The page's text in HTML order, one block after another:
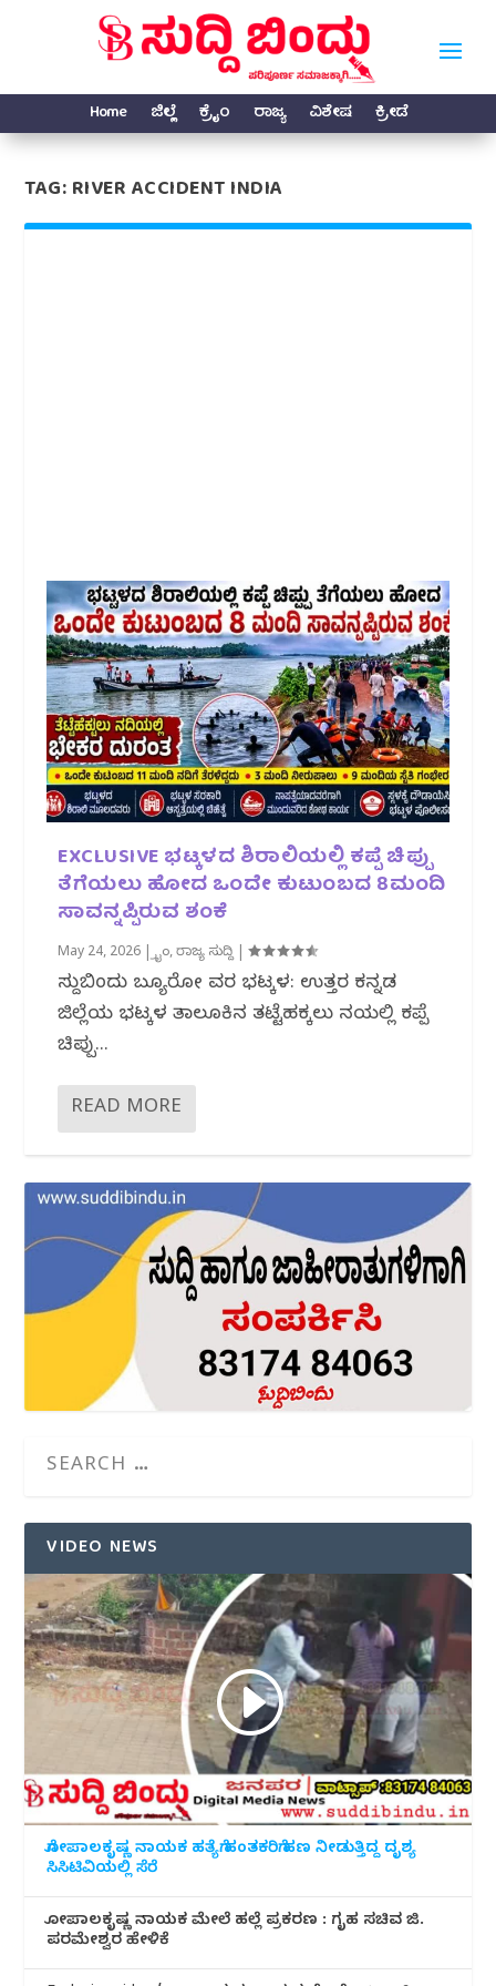
Home ಜಿಲ್ಲೆ ಕ್ರೈಂ ರಾಜ್ಯ ವಿಶೇಷ ಕ್ರೀಡೆ
TAG:RIVER ACCIDENT INDIA
EXCLUSIVE ಭಟ್ಕಳದ ಶಿರಾಲಿಯಲ್ಲಿ ಕಪ್ಪೆ ಚಿಪ್ಪು
ತೆಗೆಯಲು ಹೋದ ಒಂದೇ ಕುಟುಂಬದ 8ಮಂದಿ
ಸಾವನ್ನಪ್ಪಿರುವ ಶಂಕೆ
May 24, 2026 |ಕ್ರೈಂ,ರಾಜ್ಯ ಸುದ್ದಿ |
ಸುದ್ದಿಬಿಂದು ಬ್ಯೂರೋ ವರದಿ ಭಟ್ಕಳ: ಉತ್ತರ ಕನ್ನಡ
ಜಿಲ್ಲೆಯ ಭಟ್ಕಳ ತಾಲೂಕಿನ ತಟ್ಟೆಹಕ್ಕಲು ನದಿಯಲ್ಲಿ ಕಪ್ಪೆ
ಚಿಪ್ಪು...
READ MORE
VIDEO NEWS
ಗೋಪಾಲಕೃಷ್ಣ ನಾಯಕ ಹತ್ಯೆಗೆ ಹಂತಕರಿಗೆ ಹಣ ನೀಡುತ್ತಿದ್ದ ದೃಶ್ಯ
ಸಿಸಿಟಿವಿಯಲ್ಲಿ ಸೆರೆ
ಗೋಪಾಲಕೃಷ್ಣ ನಾಯಕ ಮೇಲೆ ಹಲ್ಲೆ ಪ್ರಕರಣ : ಗೃಹ ಸಚಿವ ಜಿ.
ಪರಮೇಶ್ವರ ಹೇಳಿಕೆ